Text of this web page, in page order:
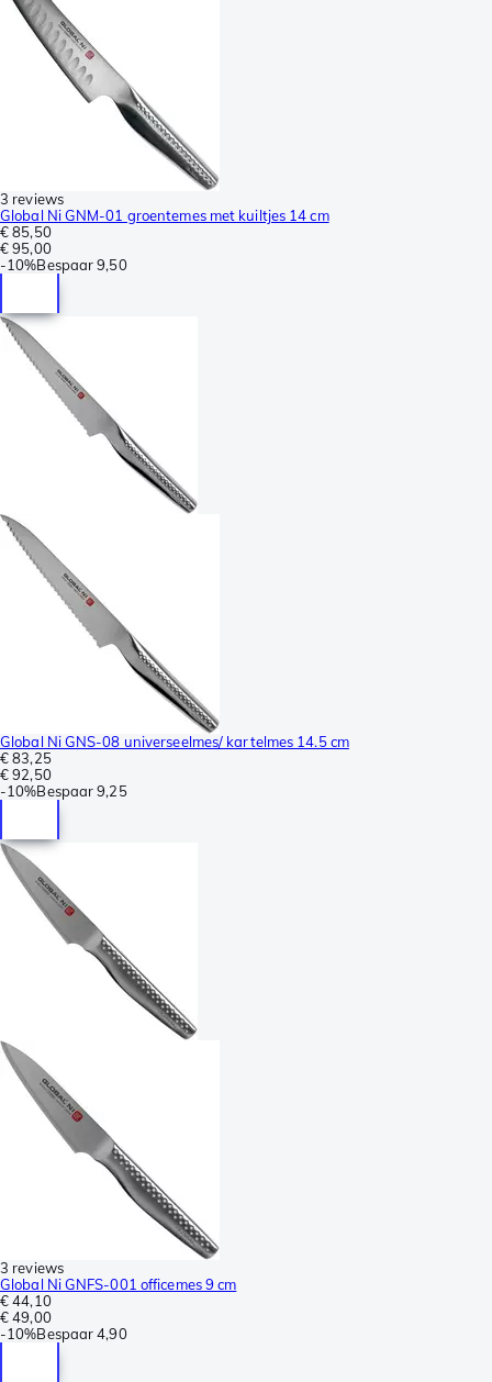
3 reviews
Global Ni GNM-01 groentemes met kuiltjes 14 cm
€ 85,50
€ 95,00
-10%Bespaar 9,50
Global Ni GNS-08 universeelmes/ kartelmes 14.5 cm
€ 83,25
€ 92,50
-10%Bespaar 9,25
3 reviews
Global Ni GNFS-001 officemes 9 cm
€ 44,10
€ 49,00
-10%Bespaar 4,90